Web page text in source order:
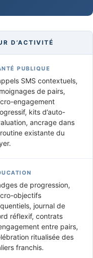
D’ACTIVITÉ
PUBLIQUE
SMS contextuels,
de pairs,
engagement
kits d’auto-
ancrage dans
existante du
de progression,
objectifs
journal de
réflexif, contrats
entre pairs,
ritualisée des
franchis.